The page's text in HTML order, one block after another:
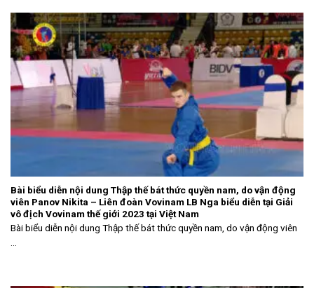
Bài biểu diễn nội dung Thập thế bát thức quyền nam, do vận động
viên Panov Nikita – Liên đoàn Vovinam LB Nga biểu diễn tại Giải
vô địch Vovinam thế giới 2023 tại Việt Nam
Bài biểu diễn nội dung Thập thế bát thức quyền nam, do vận động viên
...